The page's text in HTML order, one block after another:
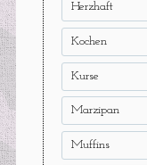
Herzhaft
Kochen
Kurse
Marzipan
Muffins